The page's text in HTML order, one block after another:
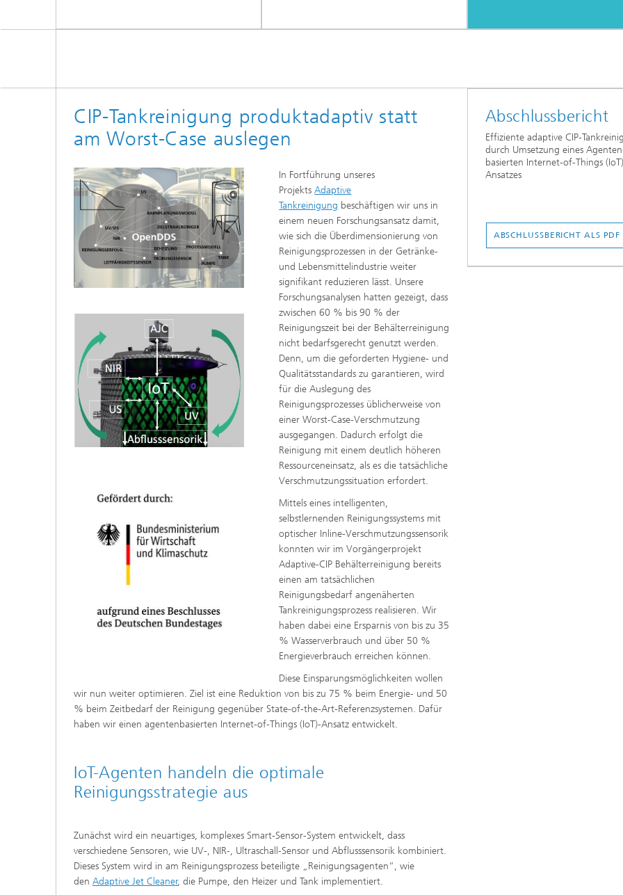
CIP-Tankreinigung produktadaptiv statt
am Worst-Case auslegen
In Fortführung unseres
ProjektsAdaptive
Tankreinigung beschäftigen wir uns in
einem neuen Forschungsansatz damit,
wie sich die Überdimensionierung von
Reinigungsprozessen in der Getränke-
und Lebensmittelindustrie weiter
signifikant reduzieren lässt. Unsere
Forschungsanalysen hatten gezeigt, dass
zwischen 60 % bis 90 % der
Reinigungszeit bei der Behälterreinigung
nicht bedarfsgerecht genutzt werden.
Denn, um die geforderten Hygiene- und
Qualitätsstandards zu garantieren, wird
für die Auslegung des
Reinigungsprozesses üblicherweise von
einer Worst-Case-Verschmutzung
ausgegangen. Dadurch erfolgt die
Reinigung mit einem deutlich höheren
Ressourceneinsatz, als es die tatsächliche
Verschmutzungssituation erfordert.
Mittels eines intelligenten,
selbstlernenden Reinigungssystems mit
optischer Inline-Verschmutzungssensorik
konnten wir im Vorgängerprojekt
Adaptive-CIP Behälterreinigung bereits
einen am tatsächlichen
Reinigungsbedarf angenäherten
Tankreinigungsprozess realisieren. Wir
haben dabei eine Ersparnis von bis zu 35
% Wasserverbrauch und über 50 %
Energieverbrauch erreichen können.
Diese Einsparungsmöglichkeiten wollen
wir nun weiter optimieren. Ziel ist eine Reduktion von bis zu 75 % beim Energie- und 50
% beim Zeitbedarf der Reinigung gegenüber State-of-the-Art-Referenzsystemen. Dafür
haben wir einen agentenbasierten Internet-of-Things (IoT)-Ansatz entwickelt.
IoT-Agenten handeln die optimale
Reinigungsstrategie aus
Zunächst wird ein neuartiges, komplexes Smart-Sensor-System entwickelt, dass
verschiedene Sensoren, wie UV-, NIR-, Ultraschall-Sensor und Abflusssensorik kombiniert.
Dieses System wird in am Reinigungsprozess beteiligte „Reinigungsagenten“, wie
den Adaptive Jet Cleaner, die Pumpe, den Heizer und Tank implementiert.
Abschlussbericht
Effiziente adaptive CIP-
durch Umsetzung eines
basierten Internet-of-Things (IoT)
Ansatzes
ABSCHLUSSBERICHT ALS PDF